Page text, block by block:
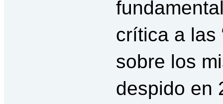
crítica a las
sobre los
despido en